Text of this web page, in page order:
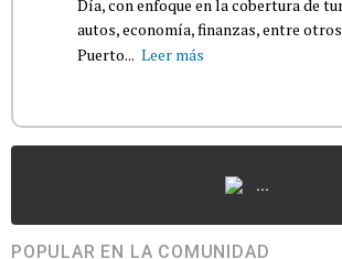
Día, con enfoque en la cobertura de
autos, economía, finanzas, entre
Puerto... Leer más
...
POPULAR EN LA COMUNIDAD